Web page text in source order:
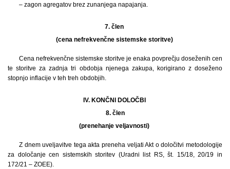
– zagon agregatov brez zunanjega napajanja.
7. člen
(cena nefrekvenčne sistemske storitve)
Cena nefrekvenčne sistemske storitve je enaka povprečju doseženih cen
te storitve za zadnja tri obdobja njenega zakupa, korigirano z doseženo
stopnjo inflacije v teh treh obdobjih.
IV. KONČNI DOLOČBI
8. člen
(prenehanje veljavnosti)
Z dnem uveljavitve tega akta preneha veljati Akt o določitvi metodologije
za določanje cen sistemskih storitev (Uradni list RS, št. 15/18, 20/19 in
172/21 – ZOEE).